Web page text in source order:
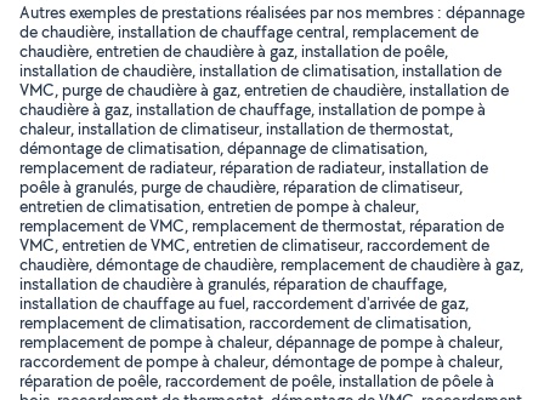
Autres exemples de prestations réalisées par nos membres : dépannage
de chaudière, installation de chauffage central, remplacement de
chaudière, entretien de chaudière à gaz, installation de poêle,
installation de chaudière, installation de climatisation, installation de
VMC, purge de chaudière à gaz, entretien de chaudière, installation de
chaudière à gaz, installation de chauffage, installation de pompe à
chaleur, installation de climatiseur, installation de thermostat,
démontage de climatisation, dépannage de climatisation,
remplacement de radiateur, réparation de radiateur, installation de
poêle à granulés, purge de chaudière, réparation de climatiseur,
entretien de climatisation, entretien de pompe à chaleur,
remplacement de VMC, remplacement de thermostat, réparation de
VMC, entretien de VMC, entretien de climatiseur, raccordement de
chaudière, démontage de chaudière, remplacement de chaudière à gaz,
installation de chaudière à granulés, réparation de chauffage,
installation de chauffage au fuel, raccordement d'arrivée de gaz,
remplacement de climatisation, raccordement de climatisation,
remplacement de pompe à chaleur, dépannage de pompe à chaleur,
raccordement de pompe à chaleur, démontage de pompe à chaleur,
réparation de poêle, raccordement de poêle, installation de pôele à